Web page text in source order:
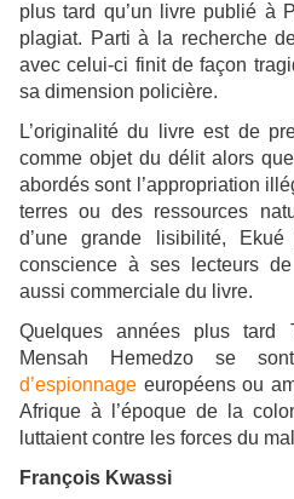
plus tard qu’un livre publié à
plagiat. Parti à la recherche
avec celui-ci finit de façon
sa dimension policière.
L’originalité du livre est de
comme objet du délit alors
abordés sont l’appropriation
terres ou des ressources
d’une grande lisibilité,
conscience à ses lecteurs
aussi commerciale du livre.
Quelques années plus tard
Mensah Hemedzo se
d’espionnage européens ou
Afrique à l’époque de la
luttaient contre les forces du
François Kwassi